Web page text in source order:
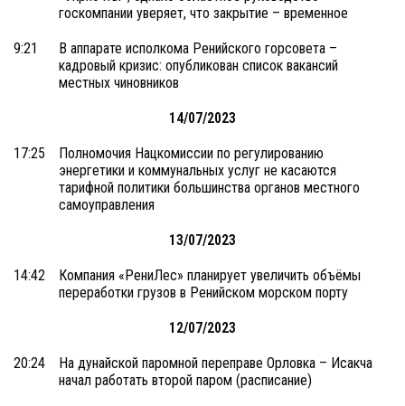
госкомпании уверяет, что закрытие – временное
9:21
В аппарате исполкома Ренийского горсовета –
кадровый кризис: опубликован список вакансий
местных чиновников
14/07/2023
17:25
Полномочия Нацкомиссии по регулированию
энергетики и коммунальных услуг не касаются
тарифной политики большинства органов местного
самоуправления
13/07/2023
14:42
Компания «РениЛес» планирует увеличить объёмы
переработки грузов в Ренийском морском порту
12/07/2023
20:24
На дунайской паромной переправе Орловка – Исакча
начал работать второй паром (расписание)